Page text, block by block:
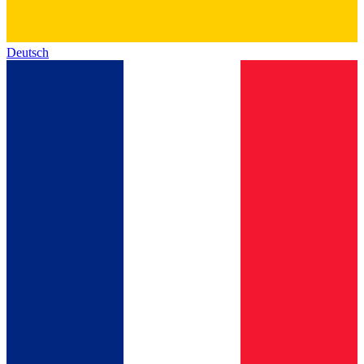
Deutsch